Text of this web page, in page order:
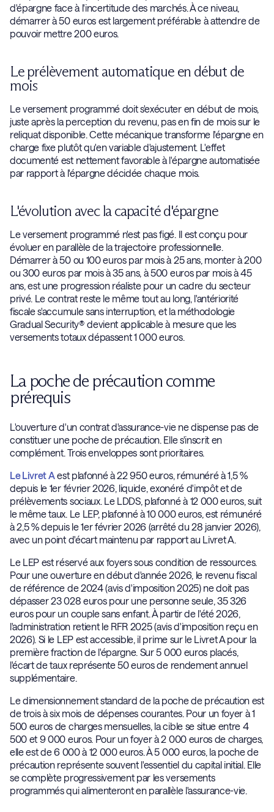
d'épargne face à l'incertitude des marchés. À ce niveau,
démarrer à 50 euros est largement préférable à attendre de
pouvoir mettre 200 euros.
Le prélèvement automatique en début de
mois
Le versement programmé doit s'exécuter en début de mois,
juste après la perception du revenu, pas en fin de mois sur le
reliquat disponible. Cette mécanique transforme l'épargne en
charge fixe plutôt qu'en variable d'ajustement. L'effet
documenté est nettement favorable à l'épargne automatisée
par rapport à l'épargne décidée chaque mois.
L'évolution avec la capacité d'épargne
Le versement programmé n'est pas figé. Il est conçu pour
évoluer en parallèle de la trajectoire professionnelle.
Démarrer à 50 ou 100 euros par mois à 25 ans, monter à 200
ou 300 euros par mois à 35 ans, à 500 euros par mois à 45
ans, est une progression réaliste pour un cadre du secteur
privé. Le contrat reste le même tout au long, l'antériorité
fiscale s'accumule sans interruption, et la méthodologie
Gradual Security® devient applicable à mesure que les
versements totaux dépassent 1 000 euros.
La poche de précaution comme
prérequis
L'ouverture d'un contrat d'assurance-vie ne dispense pas de
constituer une poche de précaution. Elle s'inscrit en
complément. Trois enveloppes sont prioritaires.
Le Livret Aest plafonné à 22 950 euros, rémunéré à 1,5 %
depuis le 1er février 2026, liquide, exonéré d'impôt et de
prélèvements sociaux. Le LDDS, plafonné à 12 000 euros, suit
le même taux. Le LEP, plafonné à 10 000 euros, est rémunéré
à 2,5 % depuis le 1er février 2026 (arrêté du 28 janvier 2026),
avec un point d'écart maintenu par rapport au Livret A.
Le LEP est réservé aux foyers sous condition de ressources.
Pour une ouverture en début d'année 2026, le revenu fiscal
de référence de 2024 (avis d'imposition 2025) ne doit pas
dépasser 23 028 euros pour une personne seule, 35 326
euros pour un couple sans enfant. À partir de l'été 2026,
l'administration retient le RFR 2025 (avis d'imposition reçu en
2026). Si le LEP est accessible, il prime sur le Livret A pour la
première fraction de l'épargne. Sur 5 000 euros placés,
l'écart de taux représente 50 euros de rendement annuel
supplémentaire.
Le dimensionnement standard de la poche de précaution est
de trois à six mois de dépenses courantes. Pour un foyer à 1
500 euros de charges mensuelles, la cible se situe entre 4
500 et 9 000 euros. Pour un foyer à 2 000 euros de charges,
elle est de 6 000 à 12 000 euros. À 5 000 euros, la poche de
précaution représente souvent l'essentiel du capital initial. Elle
se complète progressivement par les versements
programmés qui alimenteront en parallèle l'assurance-vie.